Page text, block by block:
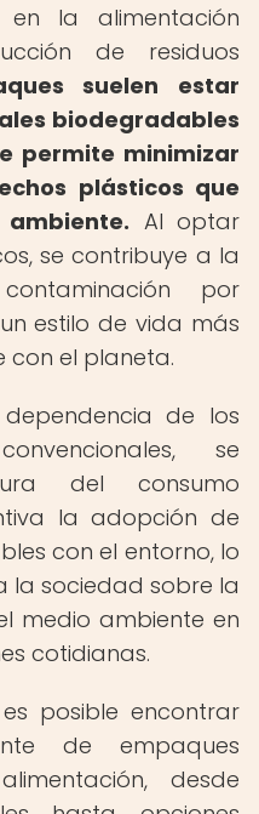
en la alimentación
de residuos
suelen estar
biodegradables
permite minimizar
plásticos que
Al optar
se contribuye a la
por
estilo de vida más
con el planeta.
de los
se
del consumo
la adopción de
con el entorno, lo
la sociedad sobre la
medio ambiente en
cotidianas.
posible encontrar
de empaques
desde